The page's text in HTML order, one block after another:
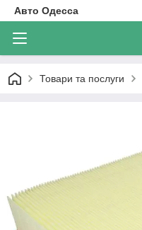
Авто Одесса
Товари та послуги